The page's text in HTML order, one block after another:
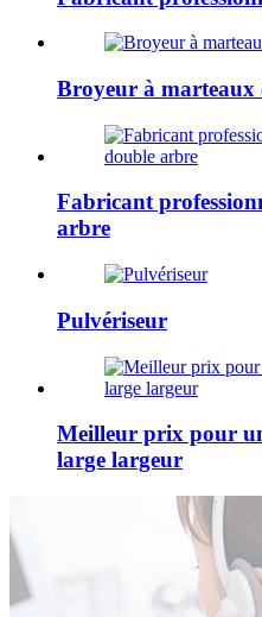
Broyeur à marteaux
Fabricant
arbre
Pulvériseur
Meilleur prix pour
large largeur